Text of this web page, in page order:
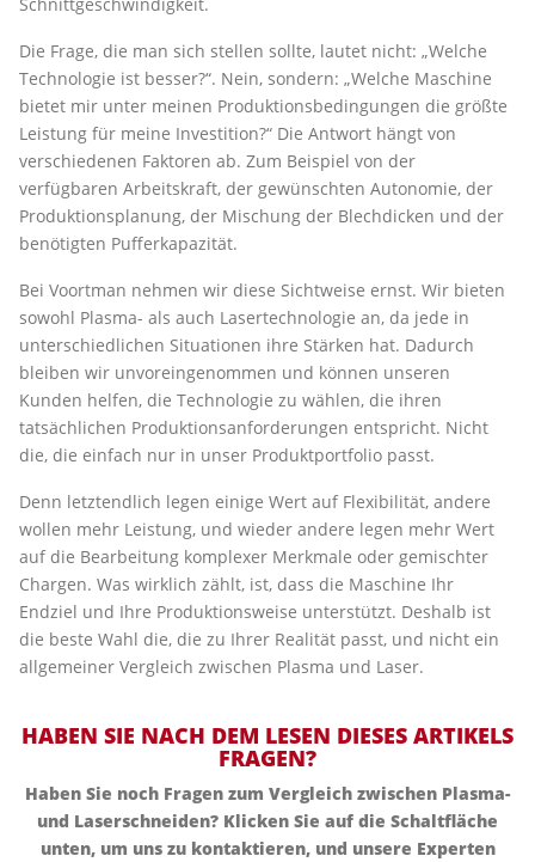
Schnittgeschwindigkeit.
Die Frage, die man sich stellen sollte, lautet nicht: „Welche
Technologie ist besser?“. Nein, sondern: „Welche Maschine
bietet mir unter meinen Produktionsbedingungen die größte
Leistung für meine Investition?“ Die Antwort hängt von
verschiedenen Faktoren ab. Zum Beispiel von der
verfügbaren Arbeitskraft, der gewünschten Autonomie, der
Produktionsplanung, der Mischung der Blechdicken und der
benötigten Pufferkapazität.
Bei Voortman nehmen wir diese Sichtweise ernst. Wir bieten
sowohl Plasma- als auch Lasertechnologie an, da jede in
unterschiedlichen Situationen ihre Stärken hat. Dadurch
bleiben wir unvoreingenommen und können unseren
Kunden helfen, die Technologie zu wählen, die ihren
tatsächlichen Produktionsanforderungen entspricht. Nicht
die, die einfach nur in unser Produktportfolio passt.
Denn letztendlich legen einige Wert auf Flexibilität, andere
wollen mehr Leistung, und wieder andere legen mehr Wert
auf die Bearbeitung komplexer Merkmale oder gemischter
Chargen. Was wirklich zählt, ist, dass die Maschine Ihr
Endziel und Ihre Produktionsweise unterstützt. Deshalb ist
die beste Wahl die, die zu Ihrer Realität passt, und nicht ein
allgemeiner Vergleich zwischen Plasma und Laser.
HABEN SIE NACH DEM LESEN DIESES ARTIKELS
FRAGEN?
Haben Sie noch Fragen zum Vergleich zwischen Plasma-
und Laserschneiden? Klicken Sie auf die Schaltfläche
unten, um uns zu kontaktieren, und unsere Experten